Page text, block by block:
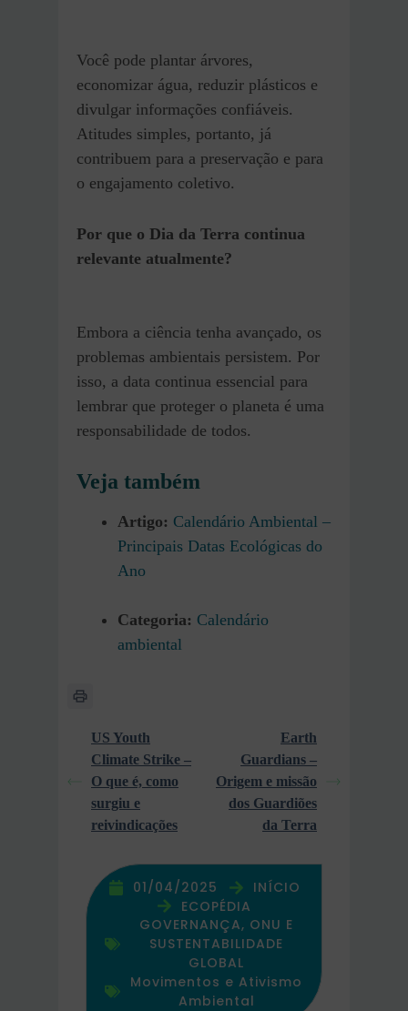
Você pode plantar árvores,
economizar água, reduzir plásticos e
divulgar informações confiáveis.
Atitudes simples, portanto, já
contribuem para a preservação e para
o engajamento coletivo.
Por que o Dia da Terra continua
relevante atualmente?
Embora a ciência tenha avançado, os
problemas ambientais persistem. Por
isso, a data continua essencial para
lembrar que proteger o planeta é uma
responsabilidade de todos.
Veja também
Artigo: Calendário Ambiental –
Principais Datas Ecológicas do
Ano
Categoria: Calendário
ambiental
US Youth
Climate Strike –
O que é, como
surgiu e
reivindicações
Earth
Guardians –
Origem e missão
dos Guardiões
da Terra
01/04/2025
INÍCIO
ECOPÉDIA
GOVERNANÇA, ONU E
SUSTENTABILIDADE
GLOBAL
Movimentos e Ativismo
Ambiental